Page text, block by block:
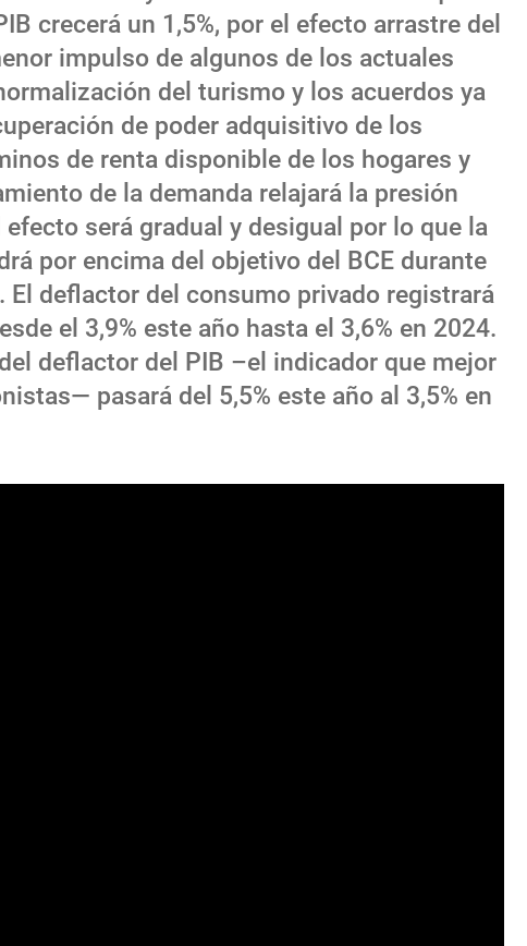
crecerá un 1,5%, por el efecto arrastre del
impulso de algunos de los actuales
del turismo y los acuerdos ya
de poder adquisitivo de los
de renta disponible de los hogares y
de la demanda relajará la presión
será gradual y desigual por lo que la
por encima del objetivo del BCE durante
deflactor del consumo privado registrará
el 3,9% este año hasta el 3,6% en 2024.
deflactor del PIB –el indicador que mejor
pasará del 5,5% este año al 3,5% en